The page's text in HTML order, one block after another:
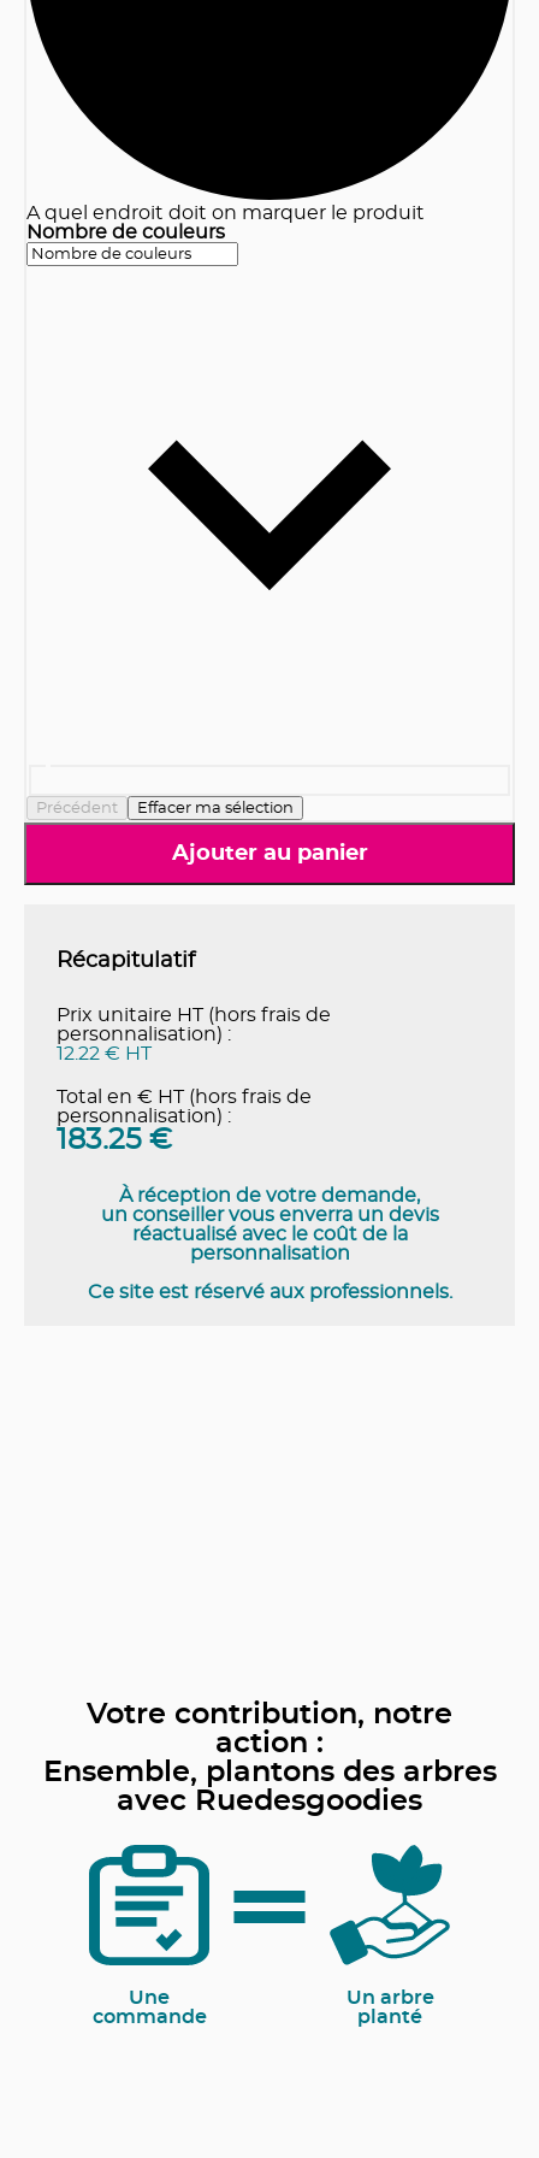
A quel endroit doit on marquer le produit
Nombre de couleurs
Précédent Effacer ma sélection
Ajouter au panier
Récapitulatif
Prix unitaire HT (hors frais de
personnalisation) :
12.22 € HT
Total en € HT (hors frais de
personnalisation) :
183.25 €
À réception de votre demande,
un conseiller vous enverra un devis
réactualisé avec le coût de la
personnalisation
Ce site est réservé aux professionnels.
Votre contribution, notre
action :
Ensemble, plantons des arbres
avec Ruedesgoodies
Une
commande
Un arbre
planté